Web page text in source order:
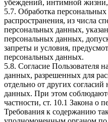
убеждений, интимной жизни,
5.7. Обработка
распространения, из числа
персональных данных,
персональных данных,
запреты и условия,
персональных данных.
5.8. Согласие Пользователя
данных, разрешенных для
отдельно от других
данных. При этом
частности, ст. 10.1 Закона о
Требования к содержанию